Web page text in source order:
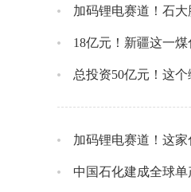
加码锂电赛道！石大
18亿元！新疆这一
总投资50亿元！这
加码锂电赛道！这
中国石化建成全球